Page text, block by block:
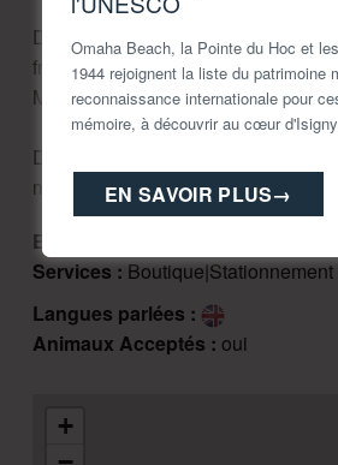
+
Du 1er avril au 30 septembre (et
français à 10h45 et 15h30, en
Magasin ouvert de 9h30 à 18h30
Du 1er octobre au 31 décembre :
magasin ouvert de 10h à 18h.
Equipements :
Services :
Langues parlées :
Animaux Acceptés : oui
Omaha Beach, la Pointe du Hoc et
1944 rejoignent la liste du patrimoine
reconnaissance internationale pour
mémoire, à découvrir au cœur
EN SAVOIR PLUS→